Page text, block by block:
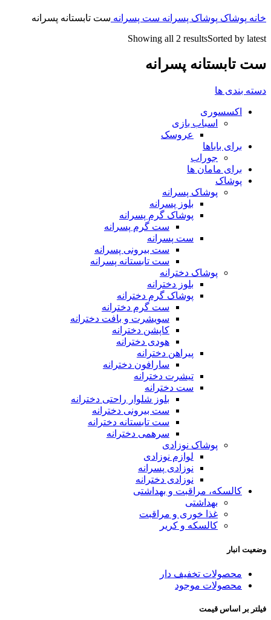
خانه پوشاک پوشاک پسرانه ست پسرانه ست تابستانه پسرانه
Showing all 2 resultsSorted by latest
ست تابستانه پسرانه
دسته بندی ها
اکسسوری
اسباب بازی
عروسک
برای باباها
جوراب
برای مامان ها
پوشاک
پوشاک پسرانه
بلوز پسرانه
پوشاک گرم پسرانه
ست گرم پسرانه
ست پسرانه
ست بیرونی پسرانه
ست تابستانه پسرانه
پوشاک دخترانه
بلوز دخترانه
پوشاک گرم دخترانه
ست گرم دخترانه
سویشرت و بافت دخترانه
کاپشن دخترانه
هودی دخترانه
پیراهن دخترانه
سارافون دخترانه
تیشرت دخترانه
ست دخترانه
بلوز شلوار راحتی دخترانه
ست بیرونی دخترانه
ست تابستانه دخترانه
سرهمی دخترانه
پوشاک نوزادی
لوازم نوزادی
نوزادی پسرانه
نوزادی دخترانه
کالسکه، مراقبت و بهداشتی
بهداشتی
غذا خوری و مراقبت
کالسکه و کریر
وضعیت انبار
محصولات تخفیف دار
محصولات موجود
فیلتر بر اساس قیمت